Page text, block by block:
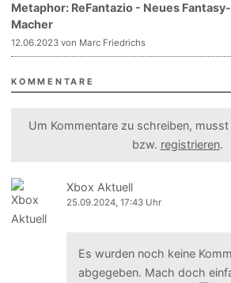
Metaphor: ReFantazio - Neues
Macher
12.06.2023 von Marc Friedrichs
KOMMENTARE
Um Kommentare zu schreiben,
bzw. registrieren.
Xbox Aktuell
25.09.2024, 17:43 Uhr
Es wurden noch keine
abgegeben. Mach doch